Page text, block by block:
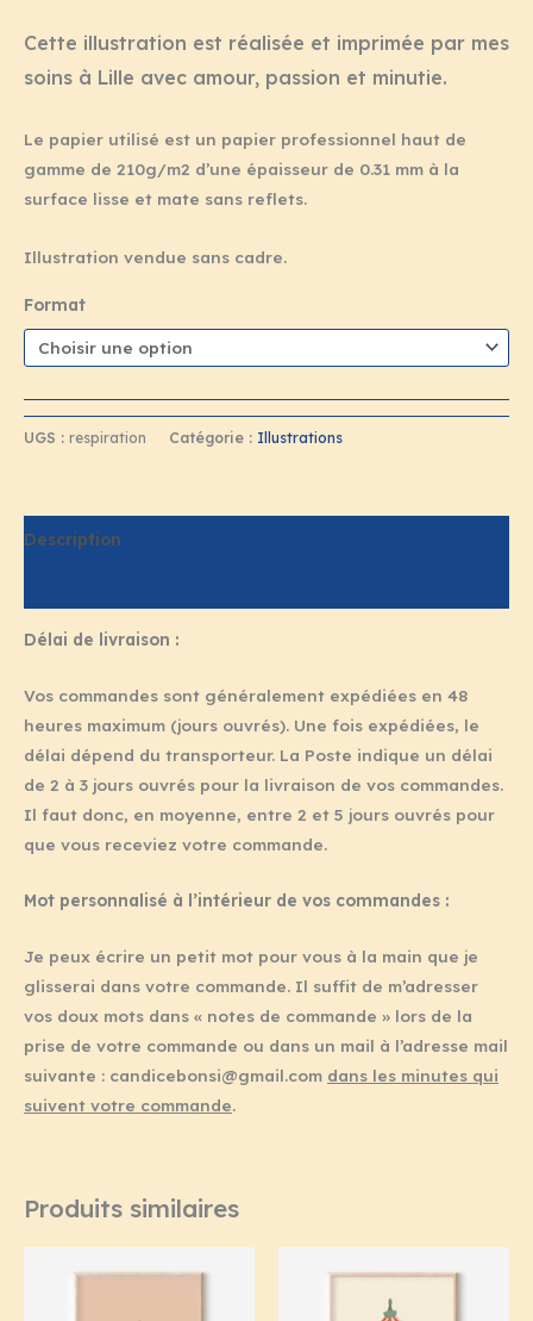
Cette illustration est réalisée et imprimée par mes
soins à Lille avec amour, passion et minutie.
Le papier utilisé est un papier professionnel haut de
gamme de 210g/m2 d’une épaisseur de 0.31 mm à la
surface lisse et mate sans reflets.
Illustration vendue sans cadre.
Format
UGS : respiration Catégorie : Illustrations
Description
Délai de livraison :
Vos commandes sont généralement expédiées en 48
heures maximum (jours ouvrés). Une fois expédiées, le
délai dépend du transporteur. La Poste indique un délai
de 2 à 3 jours ouvrés pour la livraison de vos commandes.
Il faut donc, en moyenne, entre 2 et 5 jours ouvrés pour
que vous receviez votre commande.
Mot personnalisé à l’intérieur de vos commandes :
Je peux écrire un petit mot pour vous à la main que je
glisserai dans votre commande. Il suffit de m’adresser
vos doux mots dans « notes de commande » lors de la
prise de votre commande ou dans un mail à l’adresse mail
suivante : candicebonsi@gmail.com dans les minutes qui
suivent votre commande.
Produits similaires
de
de